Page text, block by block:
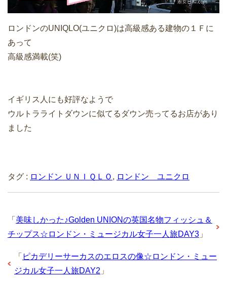
ロンドンのUNIQLO(ユニクロ)は高級感ある建物の１Ｆに
あって
高級感満載(笑)
イギリス人にも好評なようで
ウルトラライトダウンに似てるダウン売ってるお店があり
ました
タグ : ロンドン ＵＮＩＱＬＯ , ロンドン ユニクロ
「 美味しかった♪Golden UNIONの英国名物フィッシュ＆
チップス☆ロンドン・ミュージカル女子一人旅DAY3 」
「 ピカデリーサーカスのエロスの像☆ロンドン・ミュー
ジカル女子一人旅DAY2 」